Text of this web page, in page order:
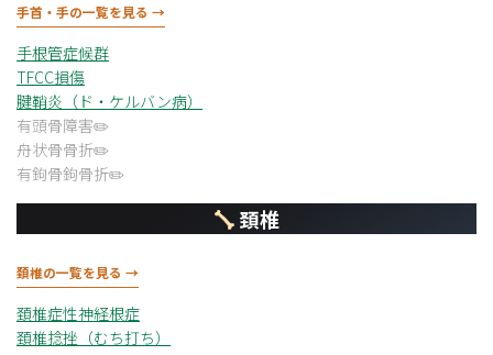
手首・手の一覧を見る →
手根管症候群
TFCC損傷
腱鞘炎（ド・ケルバン病）
有頭骨障害
舟状骨骨折
有鉤骨鉤骨折
頚椎
頚椎の一覧を見る →
頚椎症性神経根症
頚椎捻挫（むち打ち）